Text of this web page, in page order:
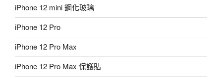
iPhone 12 mini 鋼化玻璃
iPhone 12 Pro
iPhone 12 Pro Max
iPhone 12 Pro Max 保護貼